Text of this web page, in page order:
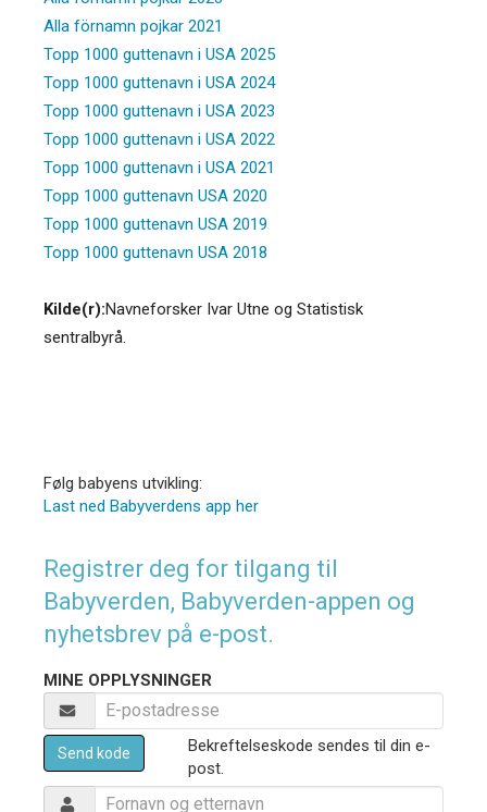
Alla förnamn pojkar 2021
Topp 1000 guttenavn i USA 2025
Topp 1000 guttenavn i USA 2024
Topp 1000 guttenavn i USA 2023
Topp 1000 guttenavn i USA 2022
Topp 1000 guttenavn i USA 2021
Topp 1000 guttenavn USA 2020
Topp 1000 guttenavn USA 2019
Topp 1000 guttenavn USA 2018
Kilde(r):Navneforsker Ivar Utne og Statistisk
sentralbyrå.
Følg babyens utvikling:
Last ned Babyverdens app her
Registrer deg for tilgang til
Babyverden, Babyverden-appen og
nyhetsbrev på e-post.
MINE OPPLYSNINGER
Send kode
Bekreftelseskode sendes til din e-
post.